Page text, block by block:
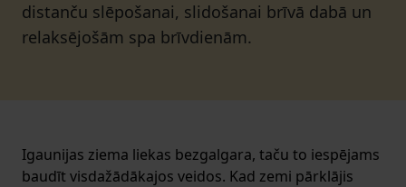
distanču slēpošanai, slidošanai brīvā dabā un
relaksējošām spa brīvdienām.
Igaunijas ziema liekas bezgalgara, taču to iespējams
baudīt visdažādākajos veidos. Kad zemi pārklājis